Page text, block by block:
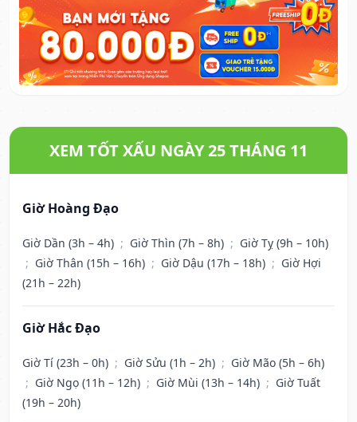
XEM TỐT XẤU NGÀY 25 THÁNG 11
Giờ Hoàng Đạo
Giờ Dần (3h – 4h) ; Giờ Thìn (7h – 8h) ; Giờ Tỵ (9h – 10h)
; Giờ Thân (15h – 16h) ; Giờ Dậu (17h – 18h) ; Giờ Hợi
(21h – 22h)
Giờ Hắc Đạo
Giờ Tí (23h – 0h) ; Giờ Sửu (1h – 2h) ; Giờ Mão (5h – 6h)
; Giờ Ngọ (11h – 12h) ; Giờ Mùi (13h – 14h) ; Giờ Tuất
(19h – 20h)